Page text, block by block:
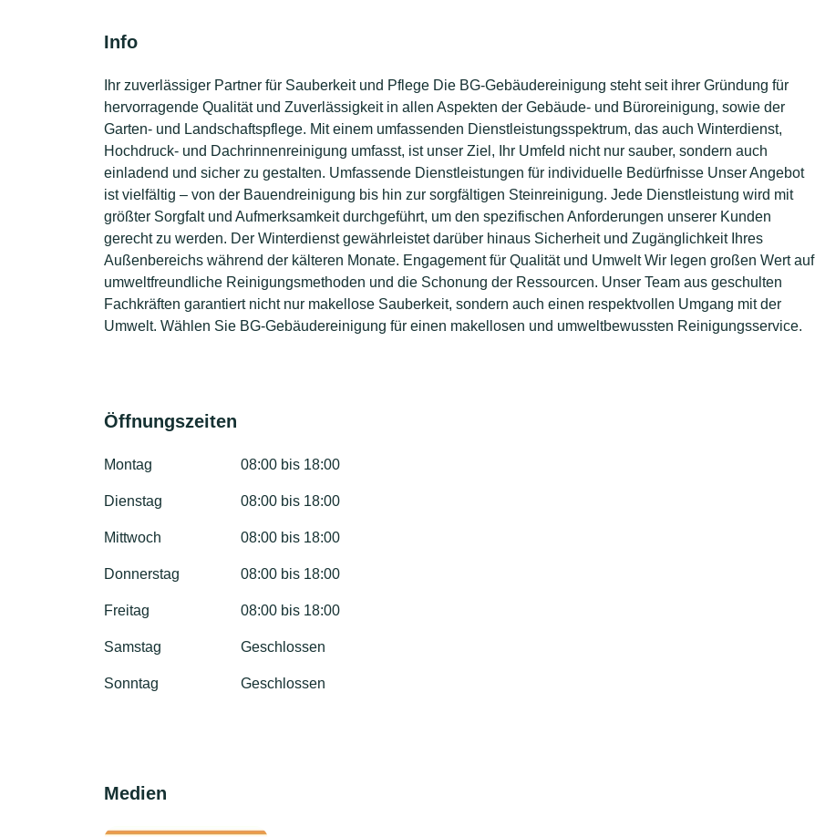
Info
Ihr zuverlässiger Partner für Sauberkeit und Pflege Die BG-Gebäudereinigung steht seit ihrer Gründung für
hervorragende Qualität und Zuverlässigkeit in allen Aspekten der Gebäude- und Büroreinigung, sowie der
Garten- und Landschaftspflege. Mit einem umfassenden Dienstleistungsspektrum, das auch Winterdienst,
Hochdruck- und Dachrinnenreinigung umfasst, ist unser Ziel, Ihr Umfeld nicht nur sauber, sondern auch
einladend und sicher zu gestalten. Umfassende Dienstleistungen für individuelle Bedürfnisse Unser Angebot
ist vielfältig – von der Bauendreinigung bis hin zur sorgfältigen Steinreinigung. Jede Dienstleistung wird mit
größter Sorgfalt und Aufmerksamkeit durchgeführt, um den spezifischen Anforderungen unserer Kunden
gerecht zu werden. Der Winterdienst gewährleistet darüber hinaus Sicherheit und Zugänglichkeit Ihres
Außenbereichs während der kälteren Monate. Engagement für Qualität und Umwelt Wir legen großen Wert auf
umweltfreundliche Reinigungsmethoden und die Schonung der Ressourcen. Unser Team aus geschulten
Fachkräften garantiert nicht nur makellose Sauberkeit, sondern auch einen respektvollen Umgang mit der
Umwelt. Wählen Sie BG-Gebäudereinigung für einen makellosen und umweltbewussten Reinigungsservice.
Öffnungszeiten
Montag 08:00 bis 18:00
Dienstag 08:00 bis 18:00
Mittwoch 08:00 bis 18:00
Donnerstag 08:00 bis 18:00
Freitag 08:00 bis 18:00
Samstag Geschlossen
Sonntag Geschlossen
Medien